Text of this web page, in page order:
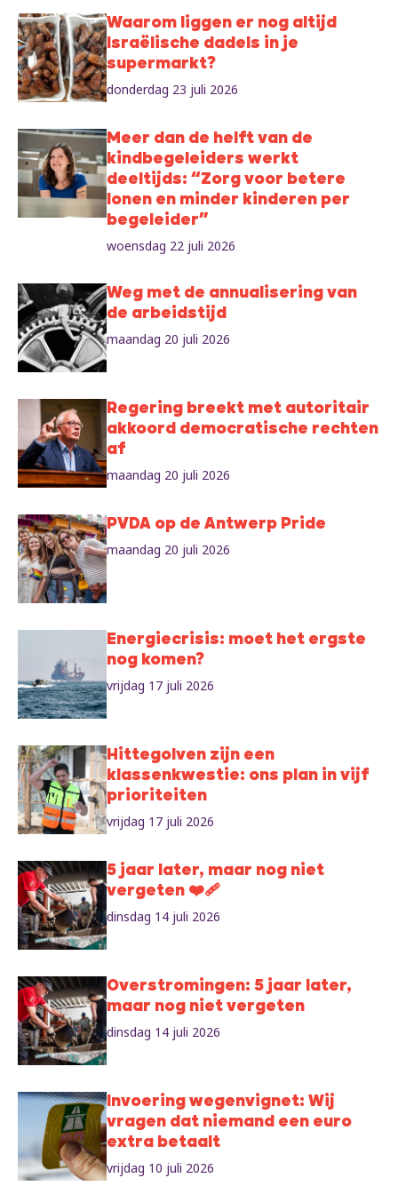
Waarom liggen er nog altijd
Israëlische dadels in je
supermarkt?
donderdag 23 juli 2026
Meer dan de helft van de
kindbegeleiders werkt
deeltijds: “Zorg voor betere
lonen en minder kinderen per
begeleider”
woensdag 22 juli 2026
Weg met de annualisering van
de arbeidstijd
maandag 20 juli 2026
Regering breekt met autoritair
akkoord democratische rechten
af
maandag 20 juli 2026
PVDA op de Antwerp Pride
maandag 20 juli 2026
Energiecrisis: moet het ergste
nog komen?
vrijdag 17 juli 2026
Hittegolven zijn een
klassenkwestie: ons plan in vijf
prioriteiten
vrijdag 17 juli 2026
5 jaar later, maar nog niet
vergeten ❤️‍🩹
dinsdag 14 juli 2026
Overstromingen: 5 jaar later,
maar nog niet vergeten
dinsdag 14 juli 2026
Invoering wegenvignet: Wij
vragen dat niemand een euro
extra betaalt
vrijdag 10 juli 2026